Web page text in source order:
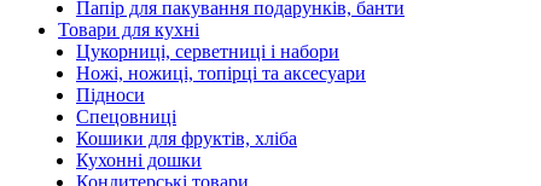
Папір для пакування подарунків, банти
Товари для кухні
Цукорниці, серветниці і набори
Ножі, ножиці, топірці та аксесуари
Підноси
Спецовниці
Кошики для фруктів, хліба
Кухонні дошки
Кондитерські товари